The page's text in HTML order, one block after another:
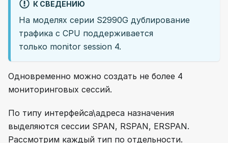
К СВЕДЕНИЮ
На моделях серии S2990G дублирование
трафика с CPU поддерживается
только monitor session 4.
Одновременно можно создать не более 4
мониторинговых сессий.
По типу интерфейса\адреса назначения
выделяются сессии SPAN, RSPAN, ERSPAN.
Рассмотрим каждый тип по отдельности.